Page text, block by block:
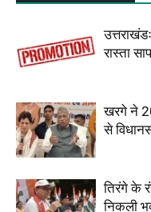
रास्ता
खरगे ने
से
तिरंगे के
निकली